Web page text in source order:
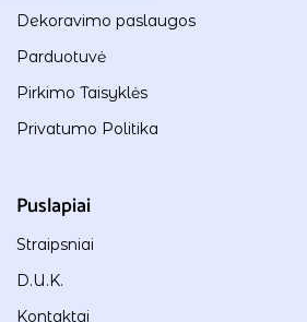
Dekoravimo paslaugos
Parduotuvė
Pirkimo Taisyklės
Privatumo Politika
Puslapiai
Straipsniai
D.U.K.
Kontaktai